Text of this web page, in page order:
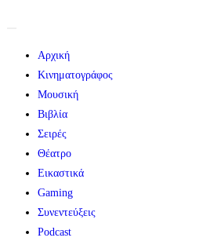
Αρχική
Κινηματογράφος
Μουσική
Βιβλία
Σειρές
Θέατρο
Εικαστικά
Gaming
Συνεντεύξεις
Podcast